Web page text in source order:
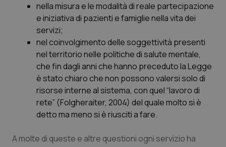
nella misura e le modalità di reale partecipazione
e iniziativa di pazienti e famiglie nella vita dei
servizi;
nel coinvolgimento delle soggettività presenti
nel territorio nelle politiche di salute mentale,
che fin dagli anni che hanno preceduto la Legge
è stato chiaro che non possono valersi solo di
risorse interne al sistema, con quel “lavoro di
rete” (Folgheraiter, 2004) del quale molto si è
detto ma meno si è riusciti a fare.
A molte di queste e altre questioni ogni servizio ha